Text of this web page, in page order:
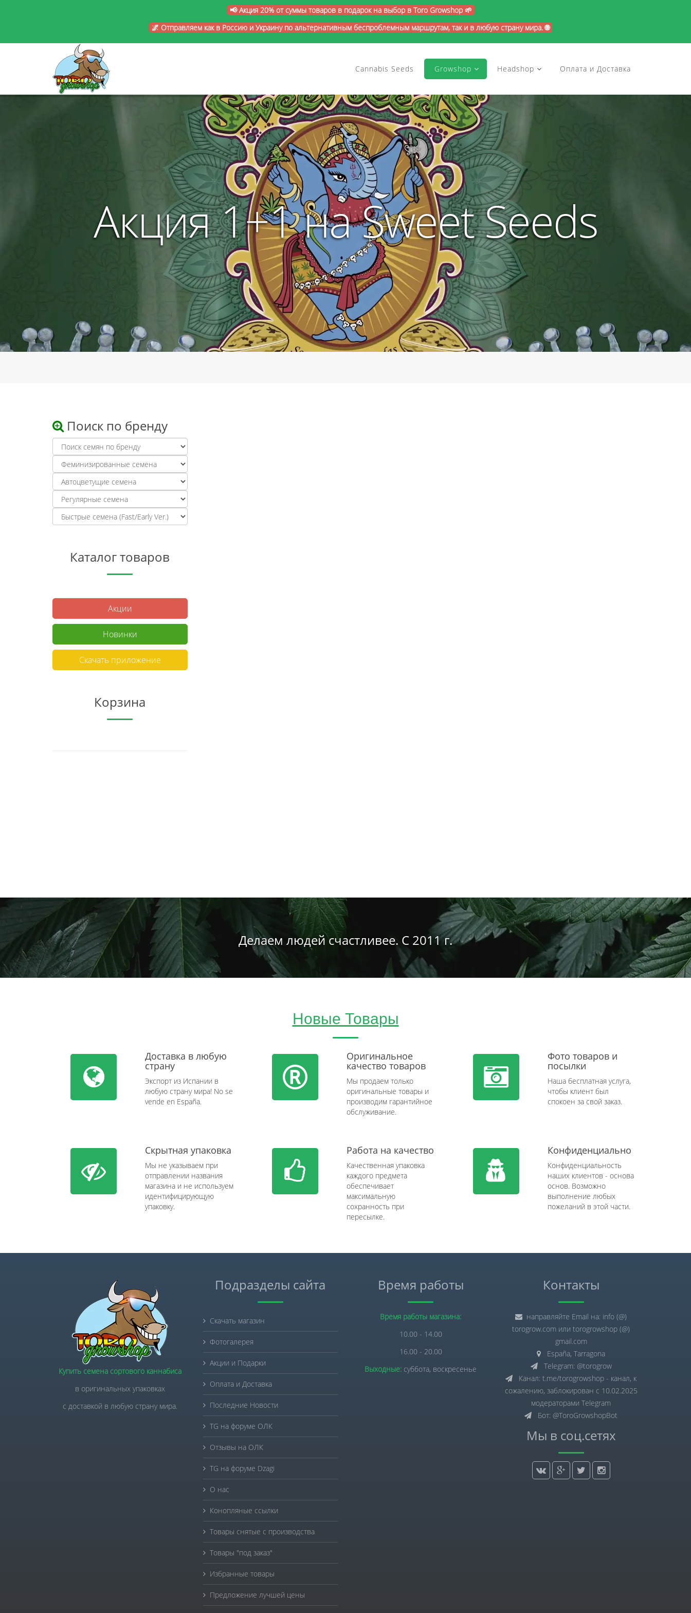
📢 Акция 20% от суммы товаров в подарок на выбор в Toro Growshop 🌱
🌌 Отправляем как в Россию и Украину по альтернативным беспроблемным маршрутам, так и в любую страну мира. 🌐
Cannabis Seeds Growshop Headshop Оплата и Доставка
Акция 1+1 на Sweet Seeds
Поиск по бренду
Каталог товаров
Акции
Новинки
Скачать приложение
Корзина
Делаем людей счастливее. С 2011 г.
Новые Товары
Доставка в любую
страну
Экспорт из Испании в
любую страну мира! No se
vende en España.
Оригинальное
качество товаров
Мы продаем только
оригинальные товары и
производим гарантийное
обслуживание.
Фото товаров и
посылки
Наша бесплатная услуга,
чтобы клиент был
спокоен за свой заказ.
Скрытная упаковка
Мы не указываем при
отправлении названия
магазина и не используем
идентифицирующую
упаковку.
Работа на качество
Качественная упаковка
каждого предмета
обеспечивает
максимальную
сохранность при
пересылке.
Конфиденциально
Конфиденциальность
наших клиентов - основа
основ. Возможно
выполнение любых
пожеланий в этой части.
Купить семена сортового каннабиса
в оригинальных упаковках
с доставкой в любую страну мира.
Подразделы сайта
Скачать магазин
Фотогалерея
Акции и Подарки
Оплата и Доставка
Последние Новости
TG на форуме ОЛК
Отзывы на ОЛК
TG на форуме Dzagi
О нас
Конопляные ссылки
Товары снятые с производства
Товары "под заказ"
Избранные товары
Предложение лучшей цены
Время работы
Время работы магазина:
10.00 - 14.00
16.00 - 20.00
Выходные: суббота, воскресенье
Контакты
направляйте Email на: info (@)
torogrow.com или torogrowshop (@)
gmail.com
España, Tarragona
Telegram: @torogrow
Канал: t.me/torogrowshop - канал, к
сожалению, заблокирован с 10.02.2025
модераторами Telegram
Бот: @ToroGrowshopBot
Мы в соц.сетях